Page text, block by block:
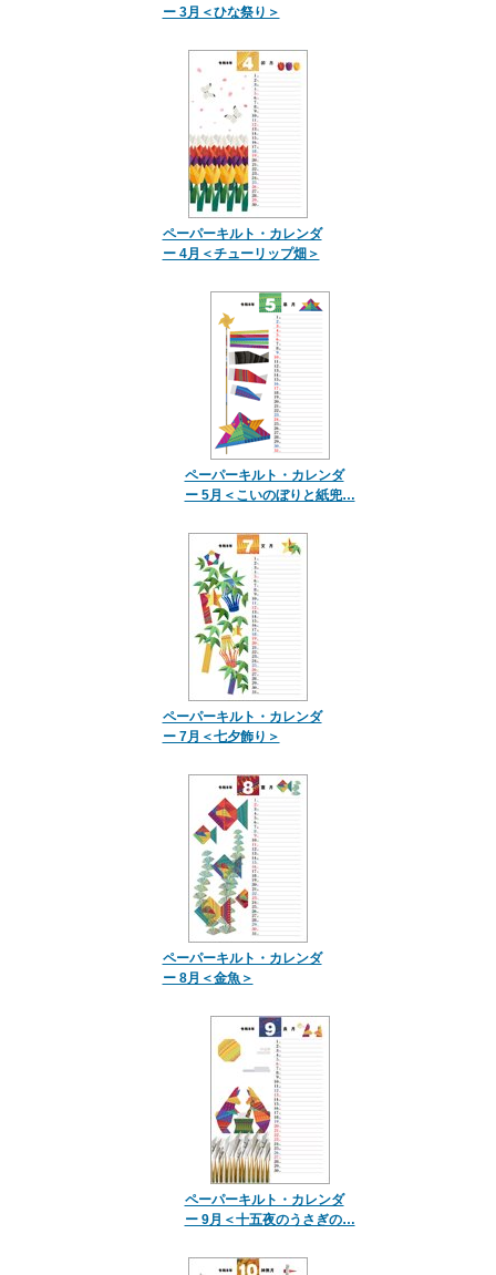
ー 3月＜ひな祭り＞
ペーパーキルト・カレンダ
ー 4月＜チューリップ畑＞
ペーパーキルト・カレンダ
ー 5月＜こいのぼりと紙兜…
ペーパーキルト・カレンダ
ー 7月＜七夕飾り＞
ペーパーキルト・カレンダ
ー 8月＜金魚＞
ペーパーキルト・カレンダ
ー 9月＜十五夜のうさぎの…